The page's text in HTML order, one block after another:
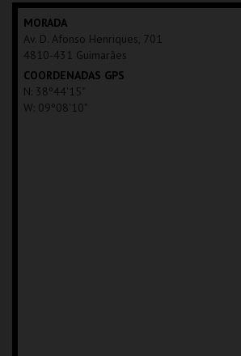
MAIS INFO
COMPRAR
MORADA
Av. D. Afonso Henriques, 701
4810-431 Guimarães
COORDENADAS GPS
N: 38º44'15"
W: 09º08'10"